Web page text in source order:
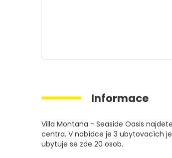
Informace
Villa Montana - Seaside Oasis
centra. V nabídce je 3 ubytovacích
ubytuje se zde 20 osob.